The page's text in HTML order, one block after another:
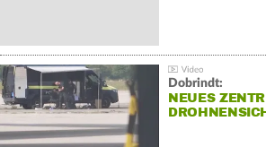
Dobrindt:
NEUES